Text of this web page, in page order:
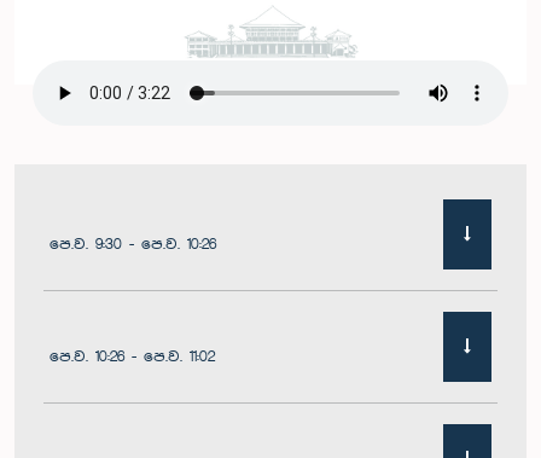
පෙ.ව. 9:30 - පෙ.ව. 10:26
පෙ.ව. 10:26 - පෙ.ව. 11:02